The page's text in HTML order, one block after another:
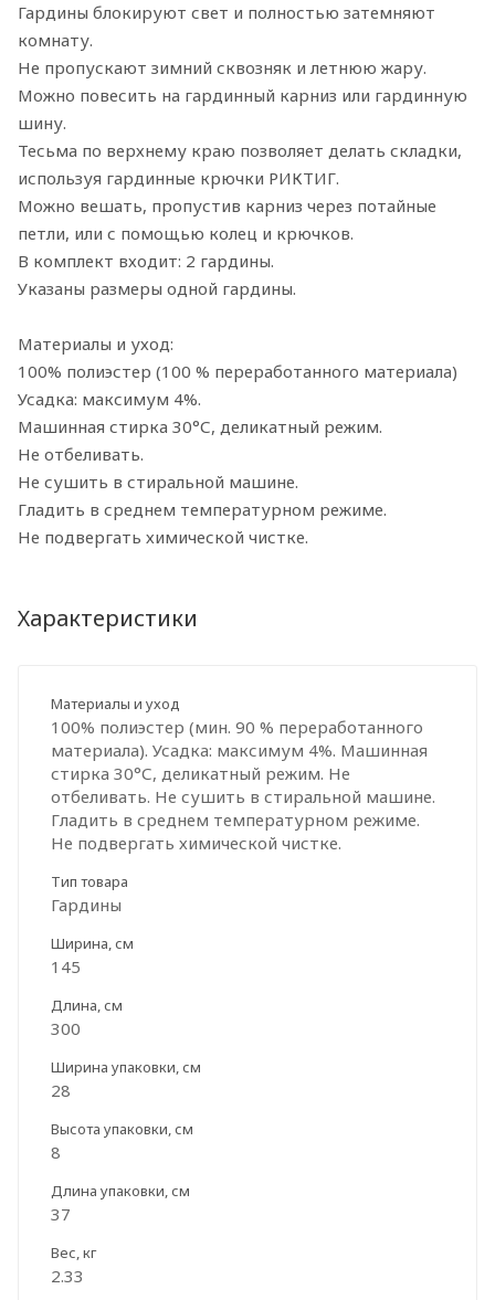
Гардины блокируют свет и полностью затемняют
комнату.
Не пропускают зимний сквозняк и летнюю жару.
Можно повесить на гардинный карниз или гардинную
шину.
Тесьма по верхнему краю позволяет делать складки,
используя гардинные крючки РИКТИГ.
Можно вешать, пропустив карниз через потайные
петли, или с помощью колец и крючков.
В комплект входит: 2 гардины.
Указаны размеры одной гардины.
Материалы и уход:
100% полиэстер (100 % переработанного материала)
Усадка: максимум 4%.
Машинная стирка 30°С, деликатный режим.
Не отбеливать.
Не сушить в стиральной машине.
Гладить в среднем температурном режиме.
Не подвергать химической чистке.
Характеристики
Материалы и уход
100% полиэстер (мин. 90 % переработанного
материала). Усадка: максимум 4%. Машинная
стирка 30°С, деликатный режим. Не
отбеливать. Не сушить в стиральной машине.
Гладить в среднем температурном режиме.
Не подвергать химической чистке.
Тип товара
Гардины
Ширина, см
145
Длина, см
300
Ширина упаковки, см
28
Высота упаковки, см
8
Длина упаковки, см
37
Вес, кг
2.33